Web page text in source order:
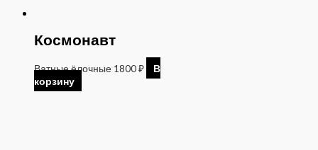
Космонавт
Ватные ёлочные 1800₽
В
корзину